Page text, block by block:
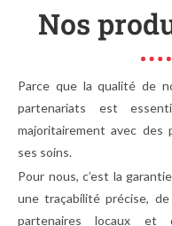
Nos
Parce que la qualité de
partenariats est
majoritairement avec des
ses soins.
Pour nous, c’est la
une traçabilité précise,
partenaires locaux et